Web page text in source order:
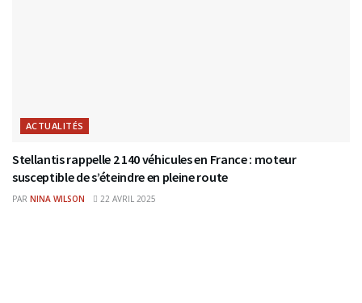
ACTUALITÉS
Stellantis rappelle 2 140 véhicules en France : moteur
susceptible de s’éteindre en pleine route
PAR NINA WILSON 22 AVRIL 2025